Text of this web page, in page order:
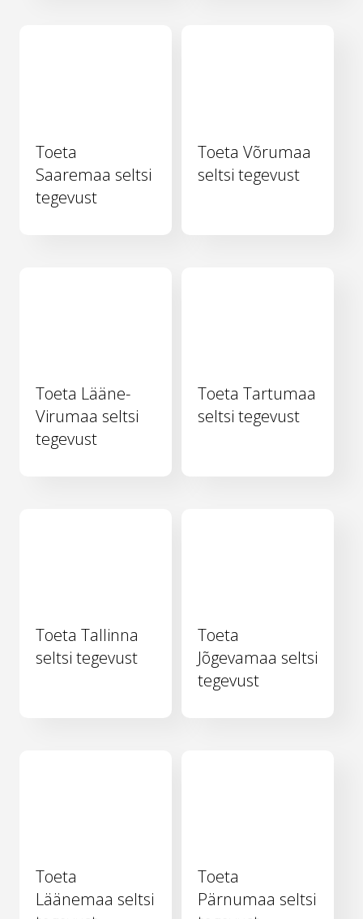
Toeta
Saaremaa seltsi
tegevust
Toeta Võrumaa
seltsi tegevust
Toeta Lääne-
Virumaa seltsi
tegevust
Toeta Tartumaa
seltsi tegevust
Toeta Tallinna
seltsi tegevust
Toeta
Jõgevamaa seltsi
tegevust
Toeta
Läänemaa seltsi
Toeta
Pärnumaa seltsi